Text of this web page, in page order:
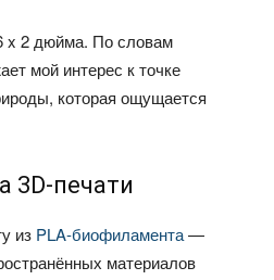
x 2 дюйма. По словам
мой интерес к точке
которая ощущается
3D-печати
из PLA-биофиламента—
материалов